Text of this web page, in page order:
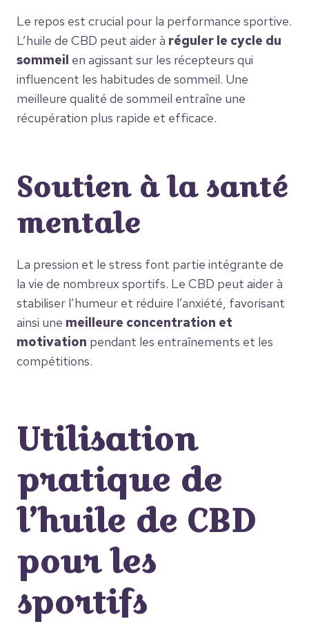
Le repos est crucial pour la performance sportive.
L’huile de CBD peut aider à réguler le cycle du
sommeil en agissant sur les récepteurs qui
influencent les habitudes de sommeil. Une
meilleure qualité de sommeil entraîne une
récupération plus rapide et efficace.
Soutien à la santé
mentale
La pression et le stress font partie intégrante de
la vie de nombreux sportifs. Le CBD peut aider à
stabiliser l’humeur et réduire l’anxiété, favorisant
ainsi une meilleure concentration et
motivation pendant les entraînements et les
compétitions.
Utilisation
pratique de
l’huile de CBD
pour les
sportifs